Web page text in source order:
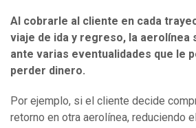
Al cobrarle al cliente en cada
viaje de ida y regreso, la aerolínea
ante varias eventualidades que le
perder dinero.
Por ejemplo, si el cliente decide
retorno en otra aerolínea, reduciendo